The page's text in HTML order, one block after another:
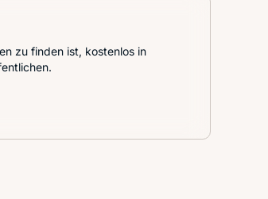
zu finden ist, kostenlos in